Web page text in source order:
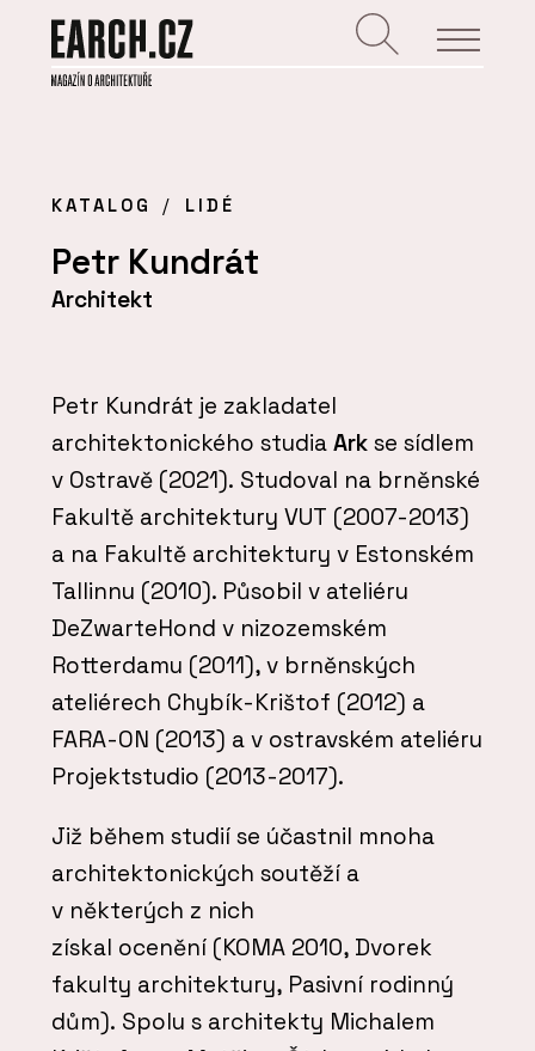
KATALOG LIDÉ
Petr Kundrát
Architekt
Petr Kundrát je zakladatel
architektonického studia Ark se sídlem
v Ostravě (2021). Studoval na brněnské
Fakultě architektury VUT (2007-2013)
a na Fakultě architektury v Estonském
Tallinnu (2010). Působil v ateliéru
DeZwarteHond v nizozemském
Rotterdamu (2011), v brněnských
ateliérech Chybík-Krištof (2012) a
FARA-ON (2013) a v ostravském ateliéru
Projektstudio (2013-2017).
Již během studií se účastnil mnoha
architektonických soutěží a
v některých z nich
získal ocenění (KOMA 2010, Dvorek
fakulty architektury, Pasivní rodinný
dům). Spolu s architekty Michalem